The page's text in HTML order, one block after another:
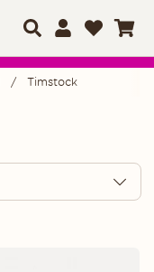
Timstock